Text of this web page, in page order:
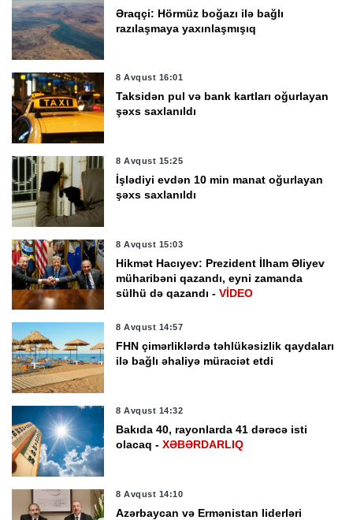
Əraqçi: Hörmüz boğazı ilə bağlı
razılaşmaya yaxınlaşmışıq
8 Avqust 16:01
Taksidən pul və bank kartları oğurlayan
şəxs saxlanıldı
8 Avqust 15:25
İşlədiyi evdən 10 min manat oğurlayan
şəxs saxlanıldı
8 Avqust 15:03
Hikmət Hacıyev: Prezident İlham Əliyev
müharibəni qazandı, eyni zamanda
sülhü də qazandı -VİDEO
8 Avqust 14:57
FHN çimərliklərdə təhlükəsizlik qaydaları
ilə bağlı əhaliyə müraciət etdi
8 Avqust 14:32
Bakıda 40, rayonlarda 41 dərəcə isti
olacaq -XƏBƏRDARLIQ
8 Avqust 14:10
Azərbaycan və Ermənistan liderləri